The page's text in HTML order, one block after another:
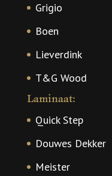
Grigio
Boen
Lieverdink
T&G Wood
Laminaat:
Quick Step
Douwes Dekker
Meister